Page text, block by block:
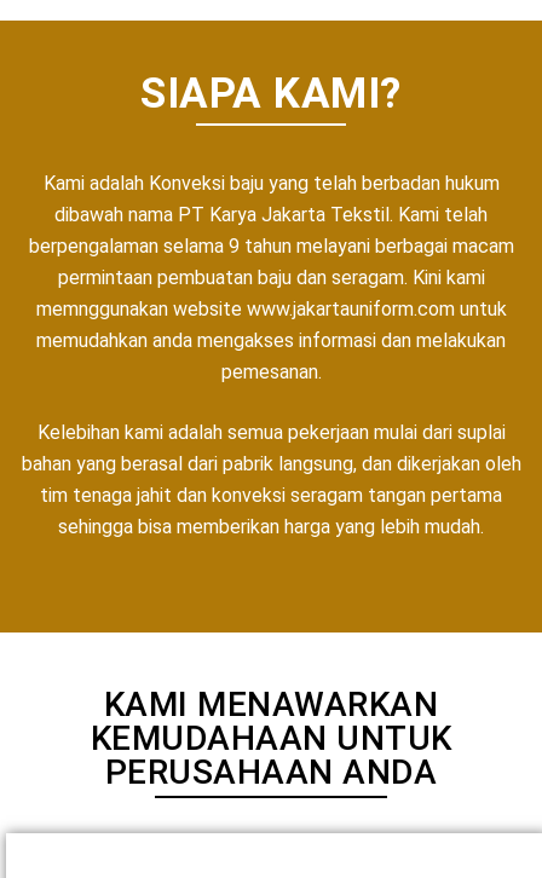
SIAPA KAMI?
Kami adalah Konveksi baju yang telah berbadan hukum
dibawah nama PT Karya Jakarta Tekstil. Kami telah
berpengalaman selama 9 tahun melayani berbagai macam
permintaan pembuatan baju dan seragam. Kini kami
memnggunakan website www.jakartauniform.comuntuk
memudahkan anda mengakses informasi dan melakukan
pemesanan.
Kelebihan kami adalah semua pekerjaan mulai dari suplai
bahan yang berasal dari pabrik langsung, dan dikerjakan oleh
tim tenaga jahit dan konveksi seragam tangan pertama
sehingga bisa memberikan harga yang lebih mudah.
KAMI MENAWARKAN
KEMUDAHAAN UNTUK
PERUSAHAAN ANDA